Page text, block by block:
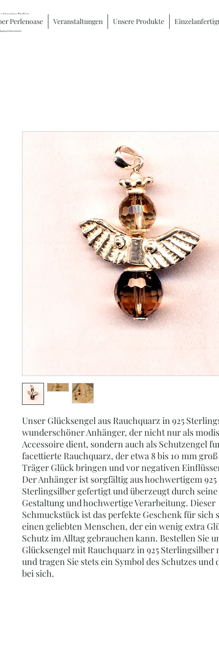
Perlenoase Veranstaltungen Unsere Produkte
Unser Glücksengel aus Rauchquarz in 925
wunderschöner Anhänger, der nicht nur als
Accessoire dient, sondern auch als Schutzengel
facettierte Rauchquarz, der etwa 8 bis 10 mm
Träger Glück bringen und vor negativen
Der Anhänger ist sorgfältig aus hochwertigem 925
Sterlingsilber gefertigt und überzeugt durch
Gestaltung und hochwertige Verarbeitung. Dieser
Schmuckstück ist das perfekte Geschenk für sich
einen geliebten Menschen, der ein wenig extra
Schutz im Alltag gebrauchen kann. Bestellen Sie
Glücksengel mit Rauchquarz in 925 Sterlingsilber
und tragen Sie stets ein Symbol des Schutzes und
bei sich.